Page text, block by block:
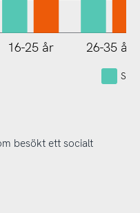
16-25 år 26-35 år
besökt ett socialt